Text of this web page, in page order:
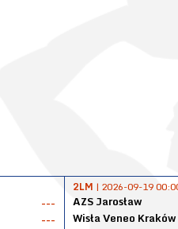
---
---
2LM | 2026-09-19
AZS Jarosław
Wisła Veneo Kraków